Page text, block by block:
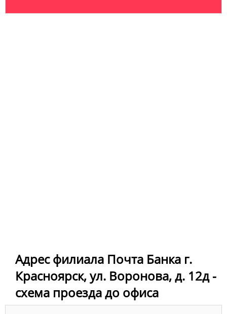
Адрес филиала Почта Банка г.
Красноярск, ул. Воронова, д. 12д -
схема проезда до офиса